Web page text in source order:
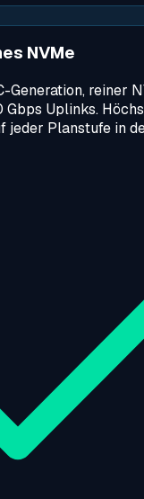
NVMe
Generation, reiner
Uplinks.
jeder Planstufe in